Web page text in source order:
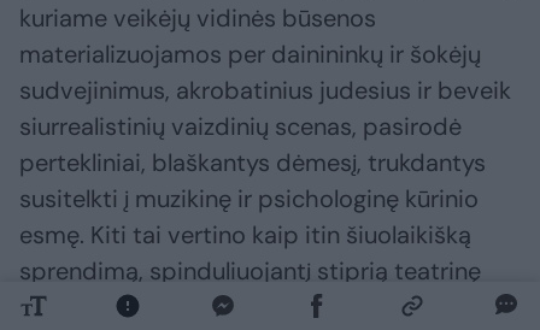
kuriame veikėjų vidinės būsenos
materializuojamos per dainininkų ir šokėjų
sudvejinimus, akrobatinius judesius ir beveik
siurrealistinių vaizdinių scenas, pasirodė
pertekliniai, blaškantys dėmesį, trukdantys
susitelkti į muzikinę ir psichologinę kūrinio
esmę. Kiti tai vertino kaip itin šiuolaikišką
sprendimą, spinduliuojantį stiprią teatrinę
energiją.